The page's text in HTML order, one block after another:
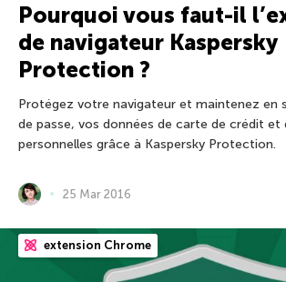
Pourquoi vous faut-il
de navigateur Kaspersky
Protection ?
Protégez votre navigateur et maintenez en
de passe, vos données de carte de crédit et
personnelles grâce à Kaspersky Protection.
25 Mar 2016
extension Chrome